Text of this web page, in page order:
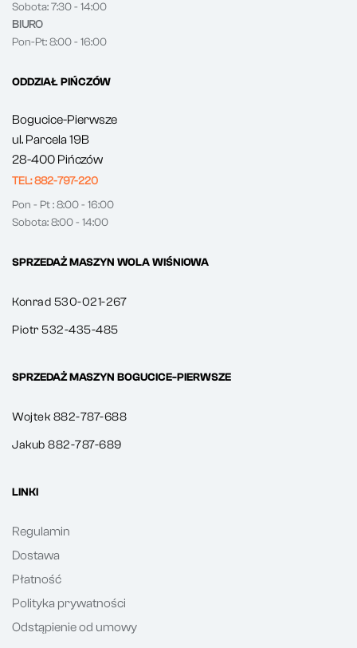
Sobota: 7:30 - 14:00
BIURO
Pon-Pt: 8:00 - 16:00
ODDZIAŁ PIŃCZÓW
Bogucice-Pierwsze
ul. Parcela 19B
28-400 Pińczów
TEL: 882-797-220
Pon - Pt : 8:00 - 16:00
Sobota: 8:00 - 14:00
SPRZEDAŻ MASZYN WOLA WIŚNIOWA
Konrad 530-021-267
Piotr 532-435-485
SPRZEDAŻ MASZYN BOGUCICE-PIERWSZE
Wojtek 882-787-688
Jakub 882-787-689
LINKI
Regulamin
Dostawa
Płatność
Polityka prywatności
Odstąpienie od umowy